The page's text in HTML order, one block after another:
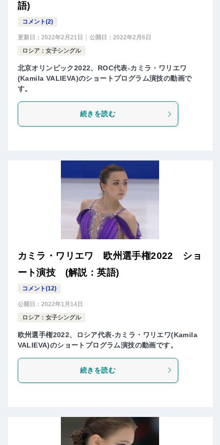
語)
コメント(2)
更新日： 2022年2月21日 公開日： 2022年2月6日
ロシア：女子シングル
北京オリンピック2022、ROC代表-カミラ・ワリエワ
(Kamila VALIEVA)のショートプログラム演技の動画で
す。
続きを読む
カミラ・ワリエワ 欧州選手権2022 ショ
ート演技 (解説：英語)
コメント(12)
公開日： 2022年1月14日
ロシア：女子シングル
欧州選手権2022、ロシア代表-カミラ・ワリエワ(Kamila
VALIEVA)のショートプログラム演技の動画です。
続きを読む